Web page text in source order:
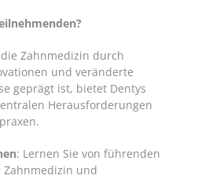
Zahnmedizin durch
und veränderte
geprägt ist, bietet Dentys
Herausforderungen
: Lernen Sie von führenden
und